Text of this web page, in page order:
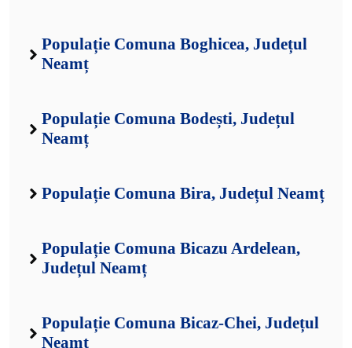
Populație Comuna Boghicea, Județul
Neamț
Populație Comuna Bodești, Județul
Neamț
Populație Comuna Bira, Județul Neamț
Populație Comuna Bicazu Ardelean,
Județul Neamț
Populație Comuna Bicaz-Chei, Județul
Neamț